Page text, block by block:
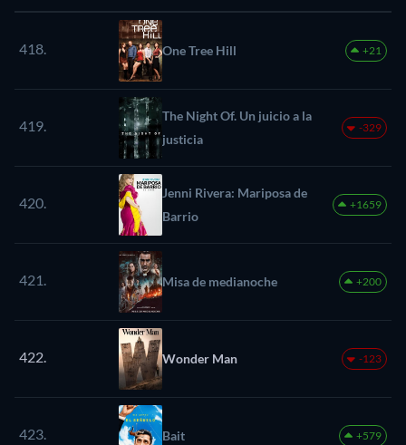
418. One Tree Hill +21
419.
The Night Of. Un juicio a la
justicia
-329
420.
Jenni Rivera: Mariposa de
Barrio
+1659
421. Misa de medianoche +200
422. Wonder Man -123
423. Bait +579